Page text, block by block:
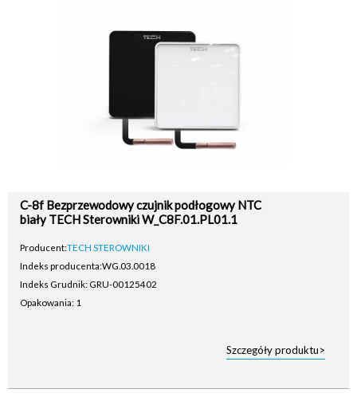
C-8f Bezprzewodowy czujnik podłogowy NTC
biały TECH Sterowniki W_C8F.01.PL01.1
Producent:TECH STEROWNIKI
Indeks producenta:WG.03.0018
Indeks Grudnik: GRU-00125402
Opakowania: 1
Szczegóły produktu>